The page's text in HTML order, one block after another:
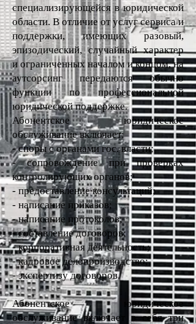
специализирующейся в юридической
области. В отличие от услуг сервиса и
поддержки, имеющих разовый,
эпизодический, случайный характер
и ограниченных началом и концом, на
аутсорсинг передаются обычно
функции по профессиональной
юридической поддержке.
Абонентское юридическое
обслуживание включает:
- споры с органами гос. власти;
- сопровождение при проверках
контролирующих органов;
- предоставление консультаций;
- написание приказов;
- написание протоколов;
- составление договоров;
- корпоративная деятельность;
- кадровое делопроизводство;
- экспертизу договоров.
Абонентское юридическое
обслуживание включает в себя три